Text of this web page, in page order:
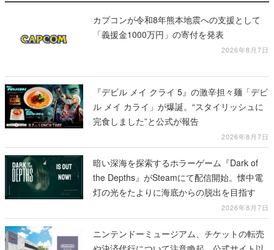
カプコンが令和8年熊本地震への支援として
「義援金1000万円」の寄付を発表
2026年8月7日
『デビル メイ クライ 5』の激辛担々麺「デビ
ル メイ カライ」が爆誕。“スタイリッシュに
完食しました”と公式が報告
2026年8月7日
暗い深海を探索するホラーゲーム『Dark of
the Depths』がSteamにて配信開始。懐中電
灯の光をたよりに海底からの脱出を目指す
2026年8月7日
ニンテンドーミュージアム、チケットの転売